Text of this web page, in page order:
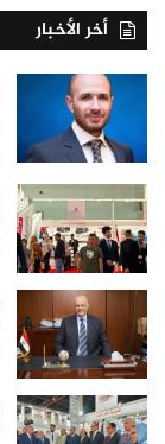
أخر الأخبار